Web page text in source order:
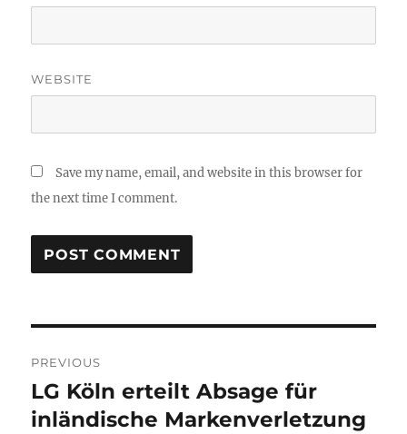
WEBSITE
Save my name, email, and website in this browser for
the next time I comment.
navigation
PREVIOUS
Previous
post:
LG Köln erteilt Absage für
inländische Markenverletzung